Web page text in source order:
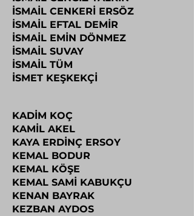
İSMAİL CENKERİ ERSÖZ
İSMAİL EFTAL DEMİR
İSMAİL EMİN DÖNMEZ
İSMAİL SUVAY
İSMAİL TÜM
İSMET KEŞKEKÇİ
KADİM KOÇ
KAMİL AKEL
KAYA ERDİNÇ ERSOY
KEMAL BODUR
KEMAL KÖŞE
KEMAL SAMİ KABUKÇU
KENAN BAYRAK
KEZBAN AYDOS